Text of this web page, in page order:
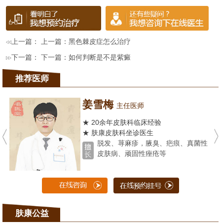
上一篇： 上一篇：黑色棘皮症怎么治疗
下一篇： 下一篇：如何判断是不是紫癜
推荐医师
姜雪梅 主任医师
★ 20余年皮肤科临床经验
★ 肤康皮肤科坐诊医生
脱发、荨麻疹，腋臭、疤痕、真菌性
皮肤病、顽固性痤疮等
肤康公益